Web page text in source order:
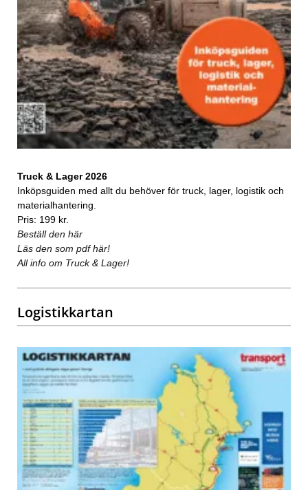
Truck & Lager 2026
Inköpsguiden med allt du behöver för truck, lager, logistik och
materialhantering.
Pris: 199 kr.
Beställ den här
Läs den som pdf här!
All info om Truck & Lager!
Logistikkartan